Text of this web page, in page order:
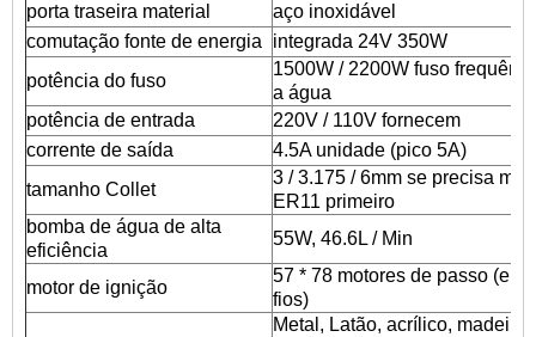
porta traseira material
aço inoxidável
comutação fonte de energia
integrada 24V 350W
potência do fuso
1500W / 2200W fuso
a água
potência de entrada
220V / 110V fornecem
corrente de saída
4.5A unidade (pico 5A)
tamanho Collet
3 / 3.175 / 6mm se precisa
ER11 primeiro
bomba de água de alta
eficiência
55W, 46.6L / Min
motor de ignição
57 * 78 motores de passo (em
fios)
Metal, Latão, acrílico,